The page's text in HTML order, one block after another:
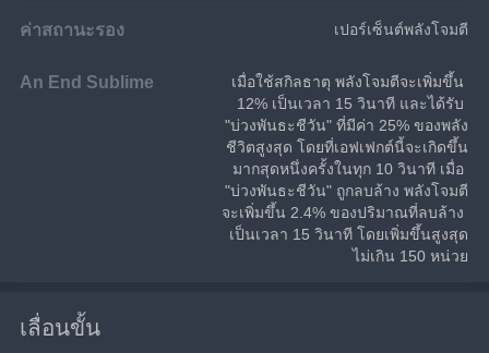
ค่าสถานะรอง เปอร์เซ็นต์พลังโจมตี
An End Sublime
เมื่อใช้สกิลธาตุ พลังโจมตีจะเพิ่มขึ้น
12% เป็นเวลา 15 วินาที และได้รับ
"บ่วงพันธะชีวัน" ที่มีค่า 25% ของพลัง
ชีวิตสูงสุด โดยที่เอฟเฟกต์นี้จะเกิดขึ้น
มากสุดหนึ่งครั้งในทุก 10 วินาที เมื่อ
"บ่วงพันธะชีวัน" ถูกลบล้าง พลังโจมตี
จะเพิ่มขึ้น 2.4% ของปริมาณที่ลบล้าง
เป็นเวลา 15 วินาที โดยเพิ่มขึ้นสูงสุด
ไม่เกิน 150 หน่วย
เลื่อนขั้น